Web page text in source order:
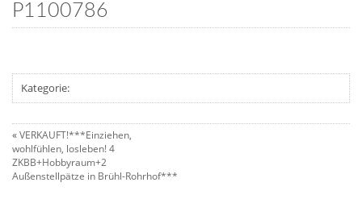
P1100786
Kategorie:
«VERKAUFT!***Einziehen,
wohlfühlen, losleben! 4
ZKBB+Hobbyraum+2
Außenstellpätze in Brühl-Rohrhof***